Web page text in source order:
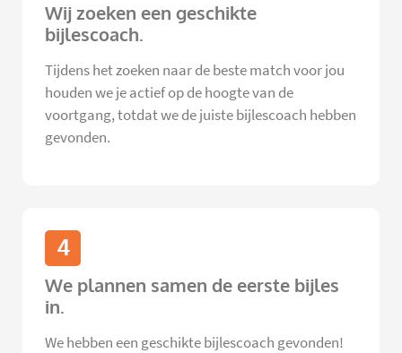
Wij zoeken een geschikte
bijlescoach.
Tijdens het zoeken naar de beste match voor jou
houden we je actief op de hoogte van de
voortgang, totdat we de juiste bijlescoach hebben
gevonden.
4
We plannen samen de eerste bijles
in.
We hebben een geschikte bijlescoach gevonden!